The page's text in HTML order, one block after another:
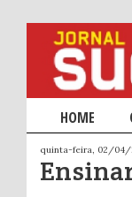
Menu principal
SALTAR
SALTAR
HOME
quinta-feira, 02/04/